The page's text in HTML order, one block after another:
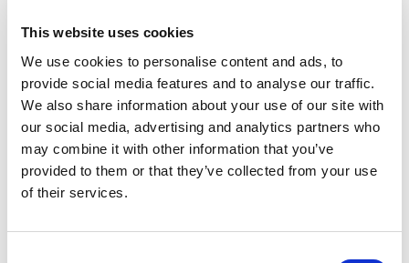
This website uses cookies
We use cookies to personalise content and ads, to
provide social media features and to analyse our traffic.
We also share information about your use of our site with
our social media, advertising and analytics partners who
may combine it with other information that you’ve
provided to them or that they’ve collected from your use
of their services.
coach, trainer of begeleider
zorg- of onderwijsprofessional
ondernemer of zelfstandige
Maar ook als je NLP puur voor jezelf
wilt inzetten, is dit niveau